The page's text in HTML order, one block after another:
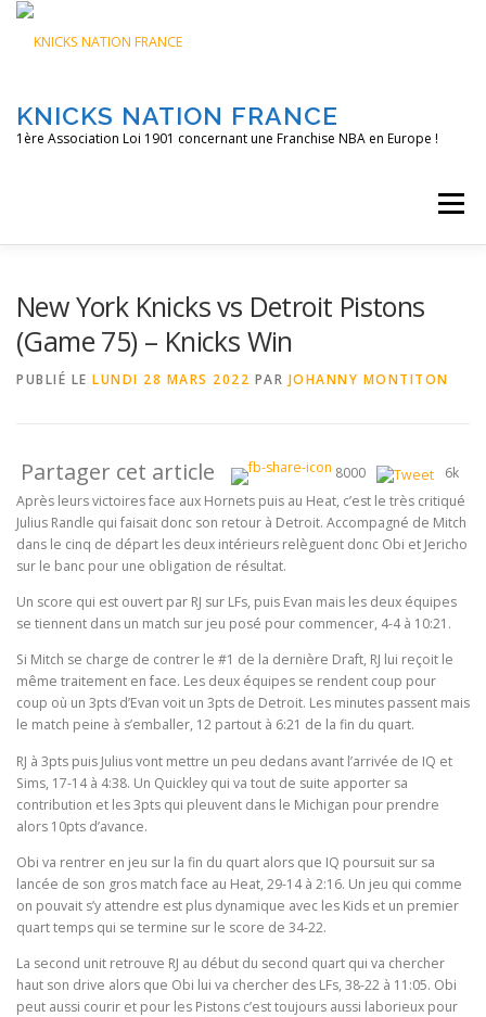
Aller
contenu
KNICKS NATION FRANCE
1ère Association Loi 1901 concernant une Franchise NBA en Europe !
Menu
New York Knicks vs Detroit Pistons
(Game 75) – Knicks Win
PUBLIÉ LE LUNDI 28 MARS 2022 PAR JOHANNY MONTITON
Partager cet article 8000
6k
Après leurs victoires face aux Hornets puis au Heat, c’est le très critiqué
Julius Randle qui faisait donc son retour à Detroit. Accompagné de Mitch
dans le cinq de départ les deux intérieurs relèguent donc Obi et Jericho
sur le banc pour une obligation de résultat.
Un score qui est ouvert par RJ sur LFs, puis Evan mais les deux équipes
se tiennent dans un match sur jeu posé pour commencer, 4-4 à 10:21.
Si Mitch se charge de contrer le #1 de la dernière Draft, RJ lui reçoit le
même traitement en face. Les deux équipes se rendent coup pour
coup où un 3pts d’Evan voit un 3pts de Detroit. Les minutes passent mais
le match peine à s’emballer, 12 partout à 6:21 de la fin du quart.
RJ à 3pts puis Julius vont mettre un peu dedans avant l’arrivée de IQ et
Sims, 17-14 à 4:38. Un Quickley qui va tout de suite apporter sa
contribution et les 3pts qui pleuvent dans le Michigan pour prendre
alors 10pts d’avance.
Obi va rentrer en jeu sur la fin du quart alors que IQ poursuit sur sa
lancée de son gros match face au Heat, 29-14 à 2:16. Un jeu qui comme
on pouvait s’y attendre est plus dynamique avec les Kids et un premier
quart temps qui se termine sur le score de 34-22.
La second unit retrouve RJ au début du second quart qui va chercher
haut son drive alors que Obi lui va chercher des LFs, 38-22 à 11:05. Obi
peut aussi courir et pour les Pistons c’est toujours aussi laborieux pour